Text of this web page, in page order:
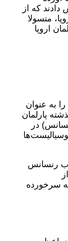
که از
متسولا
اروپا
به عنوان
پارلمان
در
رنسانس
سرخورده